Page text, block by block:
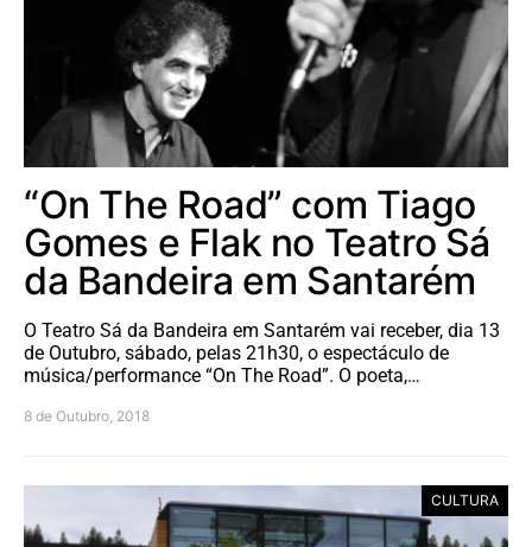
“On The Road” com Tiago
Gomes e Flak no Teatro Sá
da Bandeira em Santarém
O Teatro Sá da Bandeira em Santarém vai receber, dia 13
de Outubro, sábado, pelas 21h30, o espectáculo de
música/performance “On The Road”. O poeta,…
8 de Outubro, 2018
CULTURA